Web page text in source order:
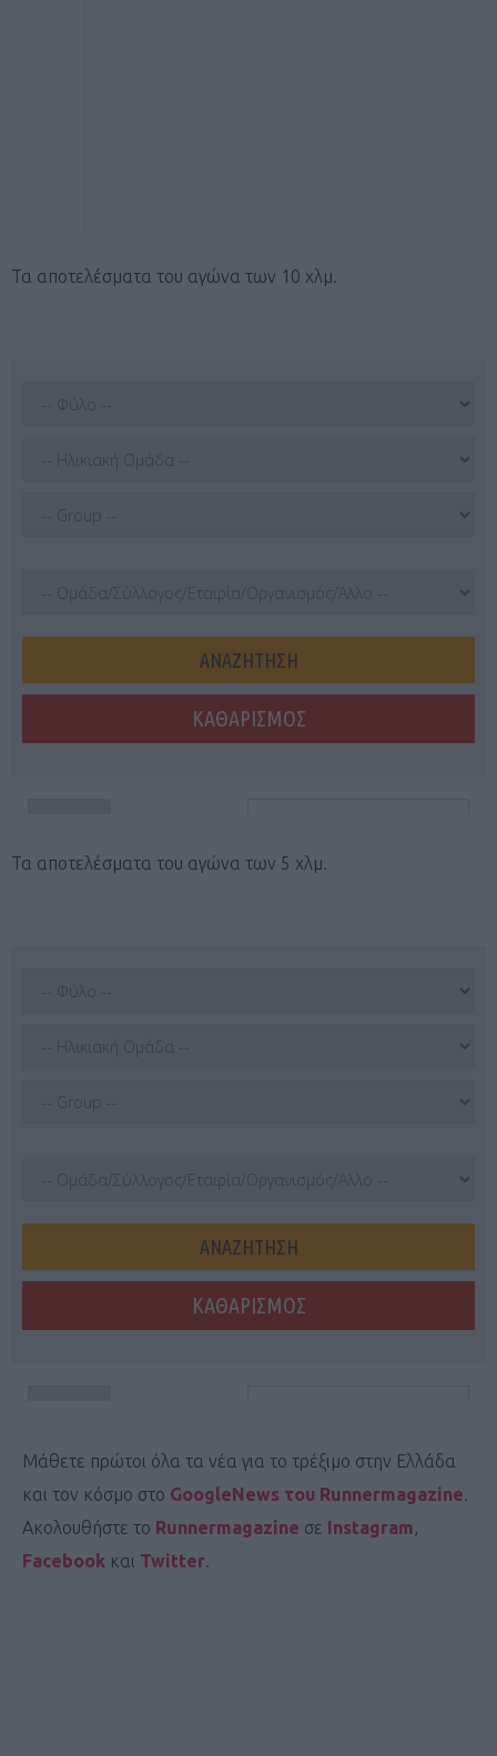
Τα αποτελέσματα του αγώνα των 10 χλμ.
Τα αποτελέσματα του αγώνα των 5 χλμ.
Μάθετε πρώτοι όλα τα νέα για το τρέξιμο στην Ελλάδα
και τον κόσμο στο GoogleNews του Runnermagazine.
Ακολουθήστε το Runnermagazine σε Instagram,
Facebook και Twitter.